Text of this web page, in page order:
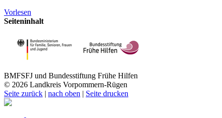
Vorlesen
Seiteninhalt
BMFSFJ und Bundesstiftung Frühe Hilfen
© 2026 Landkreis Vorpommern-Rügen
Seite zurück | nach oben | Seite drucken